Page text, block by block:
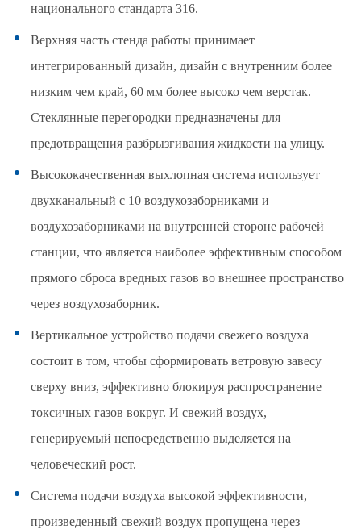
национального стандарта 316.
Верхняя часть стенда работы принимает
интегрированный дизайн, дизайн с внутренним более
низким чем край, 60 мм более высоко чем верстак.
Стеклянные перегородки предназначены для
предотвращения разбрызгивания жидкости на улицу.
Высококачественная выхлопная система использует
двухканальный с 10 воздухозаборниками и
воздухозаборниками на внутренней стороне рабочей
станции, что является наиболее эффективным способом
прямого сброса вредных газов во внешнее пространство
через воздухозаборник.
Вертикальное устройство подачи свежего воздуха
состоит в том, чтобы сформировать ветровую завесу
сверху вниз, эффективно блокируя распространение
токсичных газов вокруг. И свежий воздух,
генерируемый непосредственно выделяется на
человеческий рост.
Система подачи воздуха высокой эффективности,
произведенный свежий воздух пропущена через